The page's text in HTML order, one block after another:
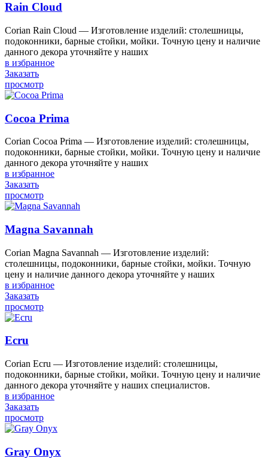
Rain Cloud
Corian Rain Cloud — Изготовление изделий: столешницы,
подоконники, барные стойки, мойки. Точную цену и наличие
данного декора уточняйте у наших
в избранное
Заказать
просмотр
Cocoa Prima
Corian Cocoa Prima — Изготовление изделий: столешницы,
подоконники, барные стойки, мойки. Точную цену и наличие
данного декора уточняйте у наших
в избранное
Заказать
просмотр
Magna Savannah
Corian Magna Savannah — Изготовление изделий:
столешницы, подоконники, барные стойки, мойки. Точную
цену и наличие данного декора уточняйте у наших
в избранное
Заказать
просмотр
Ecru
Corian Ecru — Изготовление изделий: столешницы,
подоконники, барные стойки, мойки. Точную цену и наличие
данного декора уточняйте у наших специалистов.
в избранное
Заказать
просмотр
Gray Onyx